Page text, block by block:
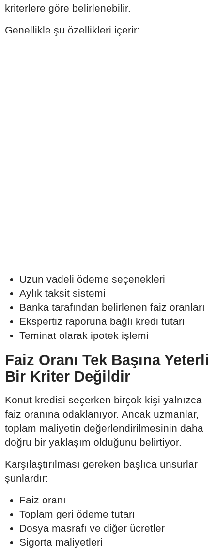
kriterlere göre belirlenebilir.
Genellikle şu özellikleri içerir:
Uzun vadeli ödeme seçenekleri
Aylık taksit sistemi
Banka tarafından belirlenen faiz oranları
Ekspertiz raporuna bağlı kredi tutarı
Teminat olarak ipotek işlemi
Faiz Oranı Tek Başına Yeterli
Bir Kriter Değildir
Konut kredisi seçerken birçok kişi yalnızca
faiz oranına odaklanıyor. Ancak uzmanlar,
toplam maliyetin değerlendirilmesinin daha
doğru bir yaklaşım olduğunu belirtiyor.
Karşılaştırılması gereken başlıca unsurlar
şunlardır:
Faiz oranı
Toplam geri ödeme tutarı
Dosya masrafı ve diğer ücretler
Sigorta maliyetleri